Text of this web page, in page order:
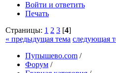
Войти и ответить
Печать
Страницы: 1 2 3 [4]
« предыдущая тема следующая
Пупышево.com /
Форум /